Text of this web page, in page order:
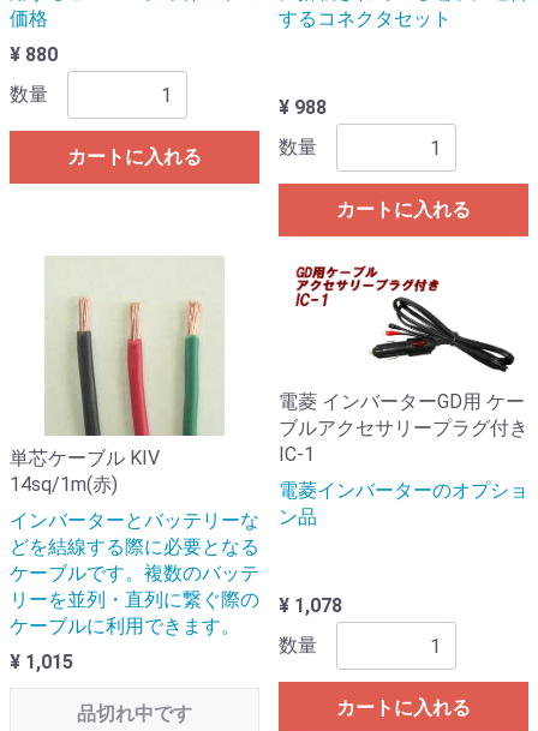
価格
¥ 880
数量
カートに入れる
するコネクタセット
¥ 988
数量
カートに入れる
単芯ケーブル KIV
14sq/1m(赤)
インバーターとバッテリーな
どを結線する際に必要となる
ケーブルです。複数のバッテ
リーを並列・直列に繋ぐ際の
ケーブルに利用できます。
¥ 1,015
品切れ中です
電菱 インバーターGD用 ケー
ブルアクセサリープラグ付き
IC-1
電菱インバーターのオプショ
ン品
¥ 1,078
数量
カートに入れる